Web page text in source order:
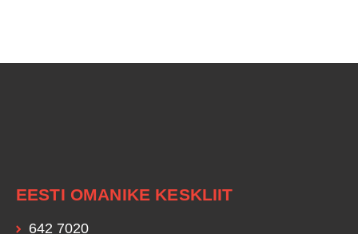
EESTI OMANIKE KESKLIIT
642 7020